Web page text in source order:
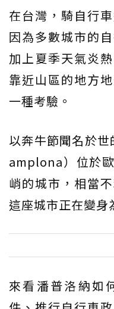
在台灣，騎自行
因為多數城市的
加上夏季天氣炎
靠近山區的地方
一種考驗。
以奔牛節聞名於世
amplona）位於
峭的城市，相當
這座城市正在變身
來看潘普洛納如